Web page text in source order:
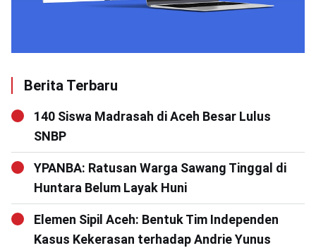
Berita Terbaru
140 Siswa Madrasah di Aceh Besar Lulus
SNBP
YPANBA: Ratusan Warga Sawang Tinggal di
Huntara Belum Layak Huni
Elemen Sipil Aceh: Bentuk Tim Independen
Kasus Kekerasan terhadap Andrie Yunus